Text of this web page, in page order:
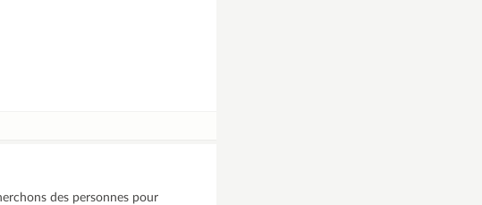
des personnes pour